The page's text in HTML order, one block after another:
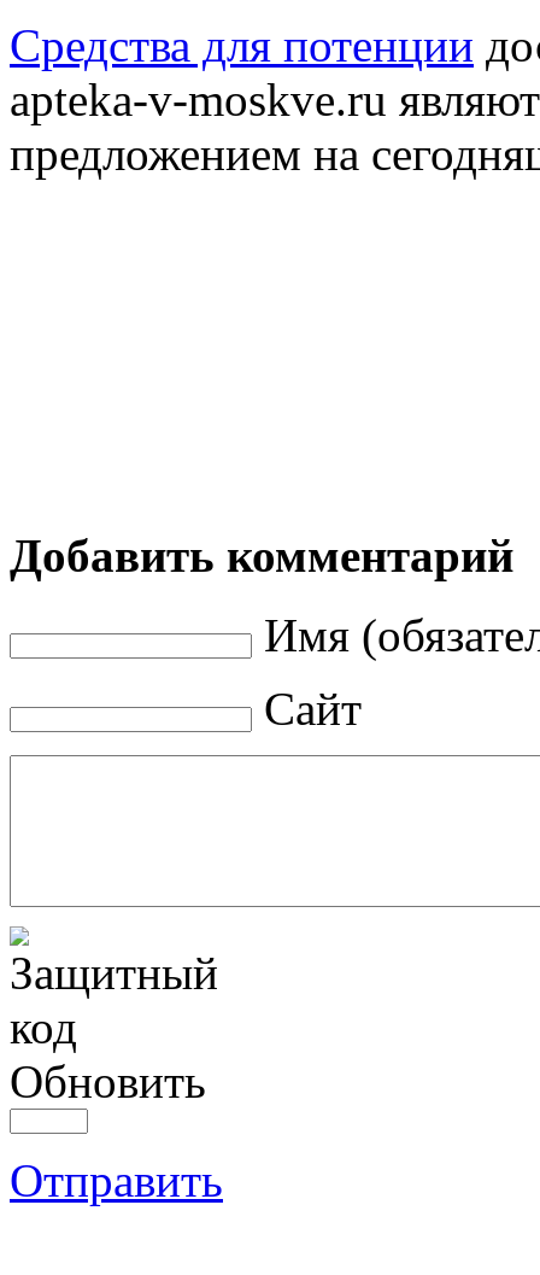
Средства для потенции
apteka-v-moskve.ru
предложением на
Добавить комментарий
Имя
Сайт
Обновить
Отправить